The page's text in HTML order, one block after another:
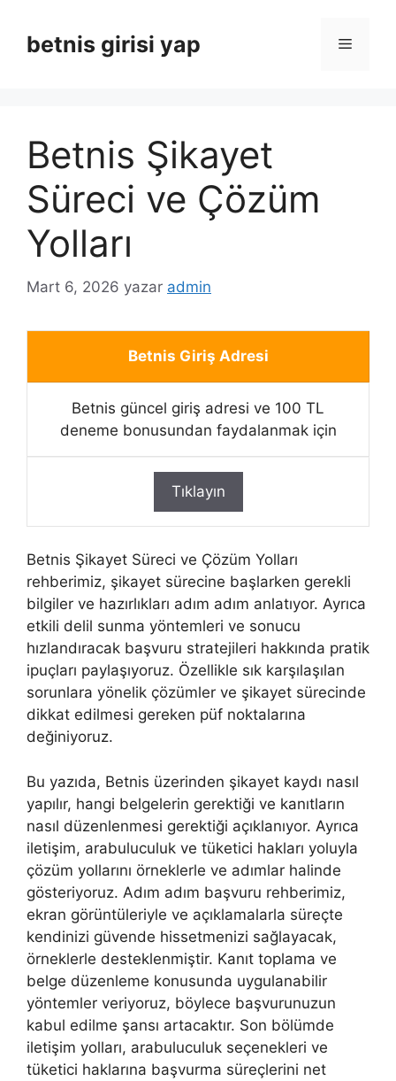
betnis girisi yap Menü
Betnis Şikayet
Süreci ve Çözüm
Yolları
Mart 6, 2026 yazar admin
Betnis Giriş Adresi
Betnis güncel giriş adresi ve 100 TL
deneme bonusundan faydalanmak için
Tıklayın
Betnis Şikayet Süreci ve Çözüm Yolları
rehberimiz, şikayet sürecine başlarken gerekli
bilgiler ve hazırlıkları adım adım anlatıyor. Ayrıca
etkili delil sunma yöntemleri ve sonucu
hızlandıracak başvuru stratejileri hakkında pratik
ipuçları paylaşıyoruz. Özellikle sık karşılaşılan
sorunlara yönelik çözümler ve şikayet sürecinde
dikkat edilmesi gereken püf noktalarına
değiniyoruz.
Bu yazıda, Betnis üzerinden şikayet kaydı nasıl
yapılır, hangi belgelerin gerektiği ve kanıtların
nasıl düzenlenmesi gerektiği açıklanıyor. Ayrıca
iletişim, arabuluculuk ve tüketici hakları yoluyla
çözüm yollarını örneklerle ve adımlar halinde
gösteriyoruz. Adım adım başvuru rehberimiz,
ekran görüntüleriyle ve açıklamalarla süreçte
kendinizi güvende hissetmenizi sağlayacak,
örneklerle desteklenmiştir. Kanıt toplama ve
belge düzenleme konusunda uygulanabilir
yöntemler veriyoruz, böylece başvurunuzun
kabul edilme şansı artacaktır. Son bölümde
iletişim yolları, arabuluculuk seçenekleri ve
tüketici haklarına başvurma süreçlerini net